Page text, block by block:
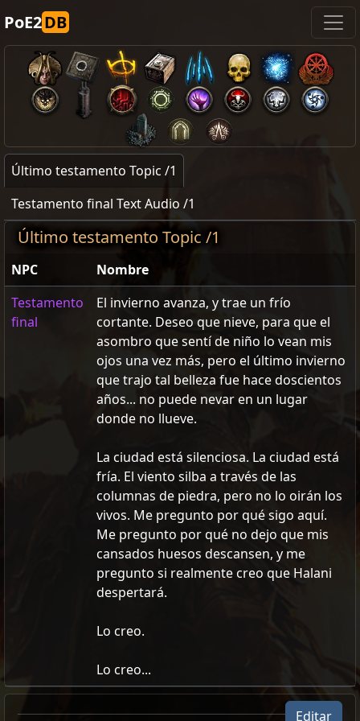
PoE2DB
Último testamento Topic /1
Testamento final Text Audio /1
Último testamento Topic /1
NPC
Nombre
Testamento
final
El invierno avanza, y trae un frío
cortante. Deseo que nieve, para que el
asombro que sentí de niño lo vean mis
ojos una vez más, pero el último invierno
que trajo tal belleza fue hace doscientos
años... no puede nevar en un lugar
donde no llueve.
La ciudad está silenciosa. La ciudad está
fría. El viento silba a través de las
columnas de piedra, pero no lo oirán los
vivos. Me pregunto por qué sigo aquí.
Me pregunto por qué no dejo que mis
cansados huesos descansen, y me
pregunto si realmente creo que Halani
despertará.
Lo creo.
Lo creo...
Editar